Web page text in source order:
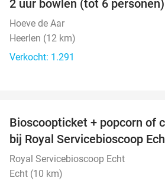
2 uur bowlen (tot 6
Hoeve de Aar
Heerlen (12 km)
Verkocht: 1.291
Bioscoopticket + popcorn of
bij Royal Servicebioscoop
Royal Servicebioscoop Echt
Echt (10 km)